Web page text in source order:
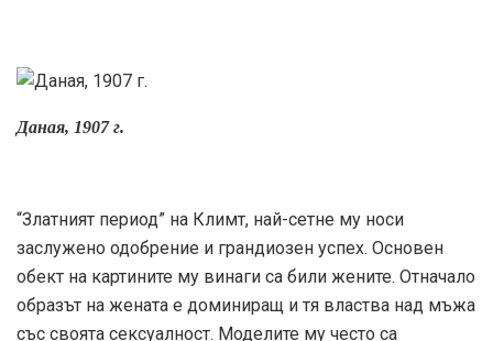
Даная, 1907 г.
“Златният период” на Климт, най-сетне му носи
заслужено одобрение и грандиозен успех. Основен
обект на картините му винаги са били жените. Отначало
образът на жената е доминиращ и тя властва над мъжа
със своята сексуалност. Моделите му често са